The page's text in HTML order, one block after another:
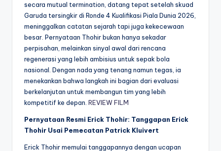
secara mutual termination, datang tepat setelah skuad
Garuda tersingkir di Ronde 4 Kualifikasi Piala Dunia 2026,
meninggalkan catatan sejarah tapi juga kekecewaan
besar. Pernyataan Thohir bukan hanya sekadar
perpisahan, melainkan sinyal awal dari rencana
regenerasi yang lebih ambisius untuk sepak bola
nasional. Dengan nada yang tenang namun tegas, ia
menekankan bahwa langkah ini bagian dari evaluasi
berkelanjutan untuk membangun tim yang lebih
kompetitif ke depan. REVIEW FILM
Pernyataan Resmi Erick Thohir: Tanggapan Erick
Thohir Usai Pemecatan Patrick Kluivert
Erick Thohir memulai tanggapannya dengan ucapan